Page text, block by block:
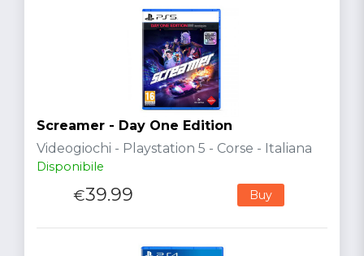
Screamer - Day One Edition
Videogiochi - Playstation 5 - Corse - Italiana
Disponibile
€39.99 Buy